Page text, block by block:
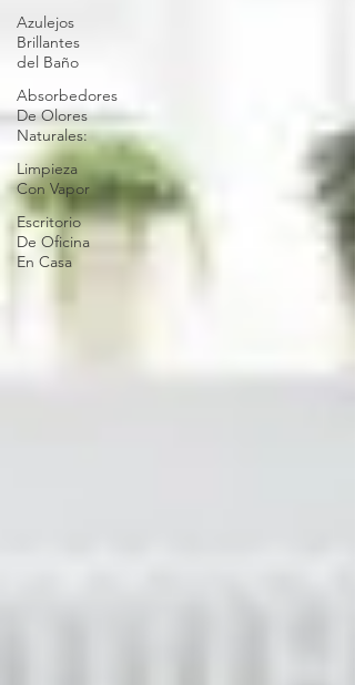
Azulejos
Brillantes
del Baño
Absorbedores
De Olores
Naturales:
Limpieza
Con Vapor
Escritorio
De Oficina
En Casa